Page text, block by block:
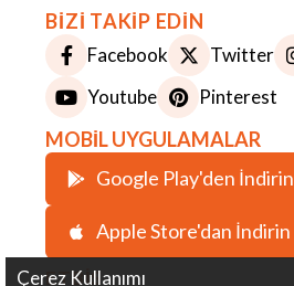
BİZİ TAKİP EDİN
Facebook Twitter
Youtube
Pinterest
MOBİL UYGULAMALAR
Google Play'den İndirin
Apple Store'dan İndirin
ETBİS
Çerez Kullanımı